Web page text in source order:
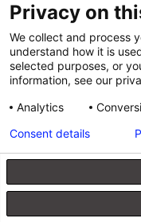
SERVICE &
DEICHMAN-FUCHS
Alle Preise inkl. gesetzl.
© 2026 Walhalla u.
Privacy on
We collect and process
understand how it is
selected purposes, or
information, see our
Analytics
Consent details